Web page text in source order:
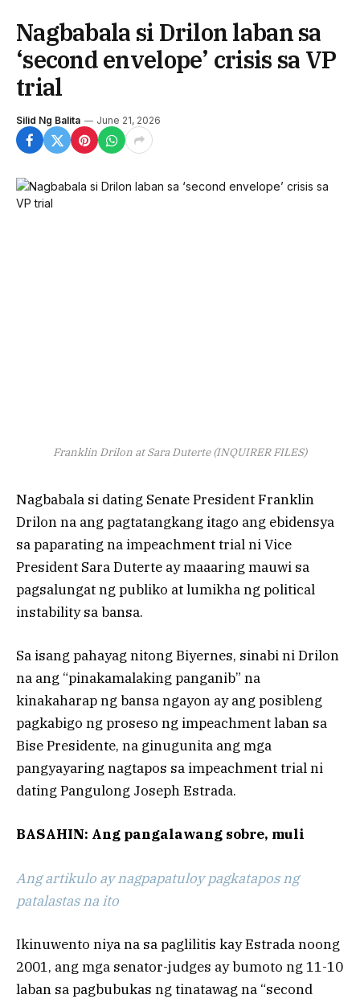
Nagbabala si Drilon laban sa
‘second envelope’ crisis sa VP
trial
Silid Ng Balita June 21, 2026
Franklin Drilon at Sara Duterte (INQUIRER FILES)
Nagbabala si dating Senate President Franklin
Drilon na ang pagtatangkang itago ang ebidensya
sa paparating na impeachment trial ni Vice
President Sara Duterte ay maaaring mauwi sa
pagsalungat ng publiko at lumikha ng political
instability sa bansa.
Sa isang pahayag nitong Biyernes, sinabi ni Drilon
na ang “pinakamalaking panganib” na
kinakaharap ng bansa ngayon ay ang posibleng
pagkabigo ng proseso ng impeachment laban sa
Bise Presidente, na ginugunita ang mga
pangyayaring nagtapos sa impeachment trial ni
dating Pangulong Joseph Estrada.
BASAHIN: Ang pangalawang sobre, muli
Ang artikulo ay nagpapatuloy pagkatapos ng
patalastas na ito
Ikinuwento niya na sa paglilitis kay Estrada noong
2001, ang mga senator-judges ay bumoto ng 11-10
laban sa pagbubukas ng tinatawag na “second